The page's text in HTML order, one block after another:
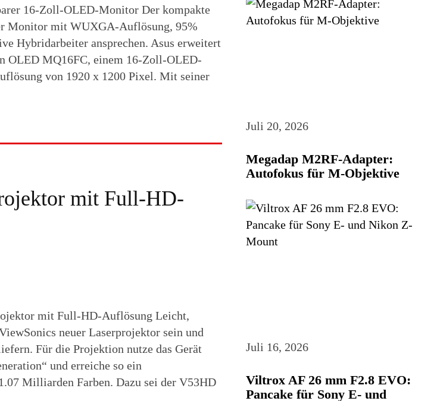
16-Zoll-OLED-Monitor Der kompakte
Monitor mit WUXGA-Auflösung, 95%
Hybridarbeiter ansprechen. Asus erweitert
OLED MQ16FC, einem 16-Zoll-OLED-
von 1920 x 1200 Pixel. Mit seiner
mit Full-HD-
mit Full-HD-Auflösung Leicht,
neuer Laserprojektor sein und
Für die Projektion nutze das Gerät
und erreiche so ein
Milliarden Farben. Dazu sei der V53HD
Juli 20, 2026
Megadap M2RF-Adapter:
Autofokus für M-Objektive
Juli 16, 2026
Viltrox AF 26 mm F2.8 EVO:
Pancake für Sony E- und